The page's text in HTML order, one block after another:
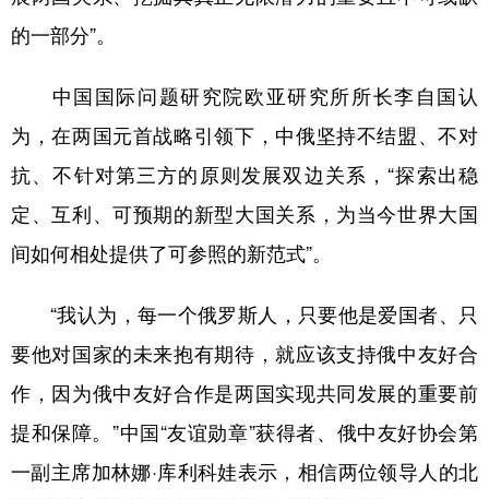
的一部分”。
中国国际问题研究院欧亚研究所所长李自国认
为，在两国元首战略引领下，中俄坚持不结盟、不对
抗、不针对第三方的原则发展双边关系，“探索出稳
定、互利、可预期的新型大国关系，为当今世界大国
间如何相处提供了可参照的新范式”。
“我认为，每一个俄罗斯人，只要他是爱国者、只
要他对国家的未来抱有期待，就应该支持俄中友好合
作，因为俄中友好合作是两国实现共同发展的重要前
提和保障。”中国“友谊勋章”获得者、俄中友好协会第
一副主席加林娜·库利科娃表示，相信两位领导人的北